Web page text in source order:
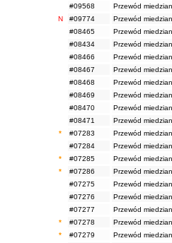
#09568
Przewód
N
#09774 Przewód
#08465
Przewód
#08434
Przewód
#08466
Przewód
#08467
Przewód
#08468
Przewód
#08469
Przewód
#08470
Przewód
#08471
Przewód
*
#07283 Przewód
#07284
Przewód
*
#07285 Przewód
*
#07286 Przewód
#07275
Przewód
#07276
Przewód
#07277
Przewód
*
#07278 Przewód
*
#07279 Przewód